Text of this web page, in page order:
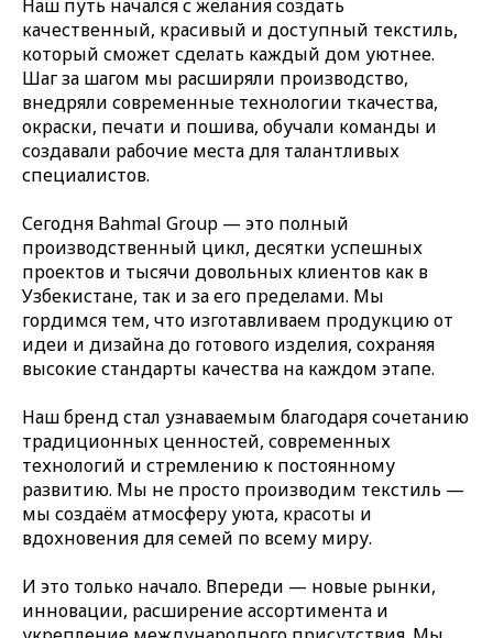
Наш путь начался с желания создать
качественный, красивый и доступный текстиль,
который сможет сделать каждый дом уютнее.
Шаг за шагом мы расширяли производство,
внедряли современные технологии ткачества,
окраски, печати и пошива, обучали команды и
создавали рабочие места для талантливых
специалистов.
Сегодня Bahmal Group — это полный
производственный цикл, десятки успешных
проектов и тысячи довольных клиентов как в
Узбекистане, так и за его пределами. Мы
гордимся тем, что изготавливаем продукцию от
идеи и дизайна до готового изделия, сохраняя
высокие стандарты качества на каждом этапе.
Наш бренд стал узнаваемым благодаря сочетанию
традиционных ценностей, современных
технологий и стремлению к постоянному
развитию. Мы не просто производим текстиль —
мы создаём атмосферу уюта, красоты и
вдохновения для семей по всему миру.
И это только начало. Впереди — новые рынки,
инновации, расширение ассортимента и